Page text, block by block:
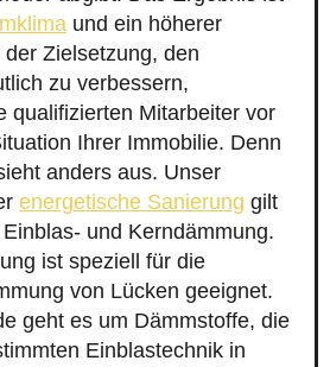
und ein höherer
der Zielsetzung, den
zu verbessern,
qualifizierten Mitarbeiter vor
Ihrer Immobilie. Denn
anders aus. Unser
energetische Sanierung gilt
und Kerndämmung.
ist speziell für die
von Lücken geeignet.
geht es um Dämmstoffe, die
Einblastechnik in